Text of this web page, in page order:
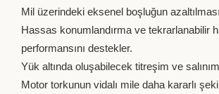
Mil üzerindeki eksenel boşluğun
Hassas konumlandırma ve tekrarlanabilir
performansını destekler.
Yük altında oluşabilecek titreşim ve
Motor torkunun vidalı mile daha kararlı